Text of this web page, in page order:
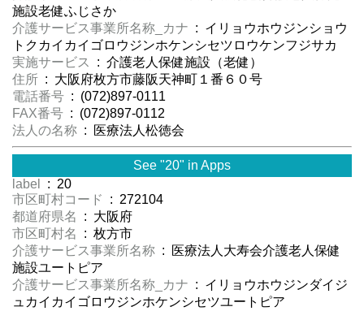
施設老健ふじさか
介護サービス事業所名称_カナ : イリョウホウジンショウ
トクカイカイゴロウジンホケンシセツロウケンフジサカ
実施サービス
: 介護老人保健施設（老健）
住所 : 大阪府枚方市藤阪天神町１番６０号
電話番号 : (072)897-0111
FAX番号 : (072)897-0112
法人の名称 : 医療法人松徳会
See "20" in Apps
label
: 20
市区町村コード
: 272104
都道府県名
: 大阪府
市区町村名
: 枚方市
介護サービス事業所名称 : 医療法人大寿会介護老人保健
施設ユートピア
介護サービス事業所名称_カナ : イリョウホウジンダイジ
ュカイカイゴロウジンホケンシセツユートピア